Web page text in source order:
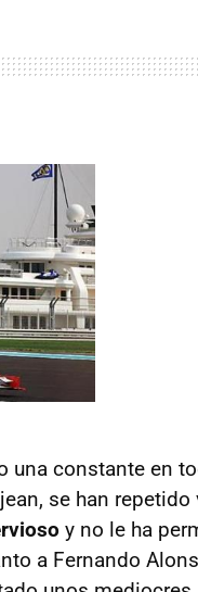
una constante en
se han repetido
y no le ha
a Fernando